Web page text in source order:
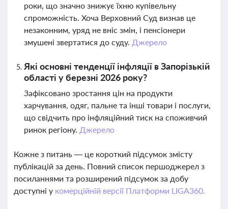
роки, що значно знижує їхню купівельну
спроможність. Хоча Верховний Суд визнав це
незаконним, уряд не вніс змін, і пенсіонери
змушені звертатися до суду. Джерело
Які основні тенденції інфляції в Запорізькій
області у березні 2026 року?
Зафіксовано зростання цін на продукти
харчування, одяг, пальне та інші товари і послуги,
що свідчить про інфляційний тиск на споживчий
ринок регіону. Джерело
Кожне з питань — це короткий підсумок змісту
публікацій за день. Повний список першоджерел з
посиланнями та розширений підсумок за добу
доступні у комерційній версії Платформи LIGA360.